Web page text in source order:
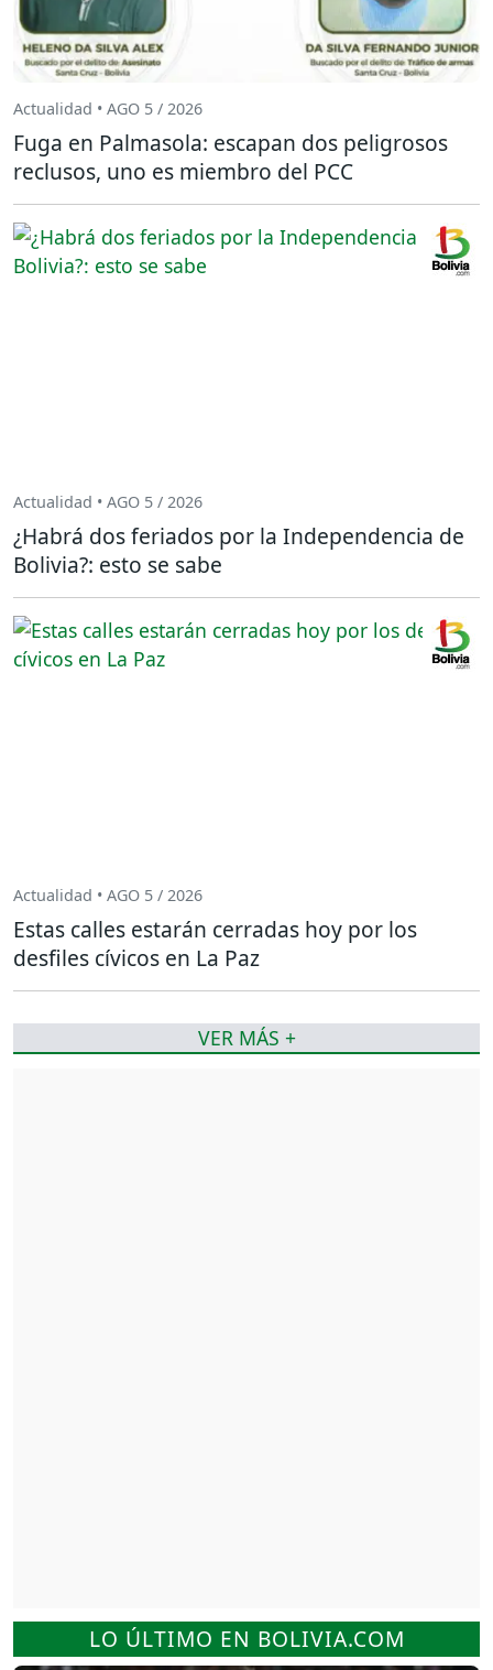
LO ÚLTIMO EN BOLIVIA.COM
Actualidad • AGO 5 / 2026
Fuga en Palmasola: escapan dos peligrosos
reclusos, uno es miembro del PCC
Actualidad • AGO 5 / 2026
¿Habrá dos feriados por la Independencia de
Bolivia?: esto se sabe
Actualidad • AGO 5 / 2026
Estas calles estarán cerradas hoy por los
desfiles cívicos en La Paz
VER MÁS +